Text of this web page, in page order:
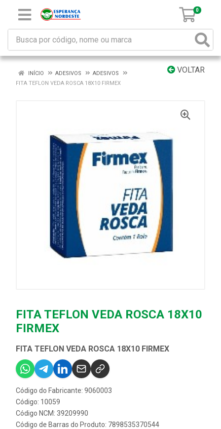
0
VOLTAR
INÍCIO ADESIVOS
ADESIVOS
FITA TEFLON VEDA ROSCA 18X10 FIRMEX
FITA TEFLON VEDA ROSCA 18X10
FIRMEX
FITA TEFLON VEDA ROSCA 18X10 FIRMEX
Código do Fabricante: 9060003
Código: 10059
Código NCM: 39209990
Código de Barras do Produto: 7898535370544